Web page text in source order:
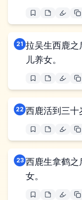
21 拉吴生西鹿之
儿养女。
22 西鹿活到三十
23 西鹿生拿鹤之
女。